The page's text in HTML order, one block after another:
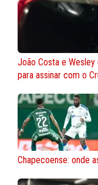
João Costa e
para assinar com o
Chapecoense: onde